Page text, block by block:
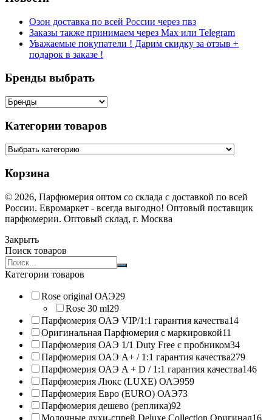
Озон доставка по всей России через пвз
Заказы также принимаем через Max или Telegram
Уважаемые покупатели ! Дарим скидку за отзыв +
подарок в заказе !
Бренды выбрать
Категории товаров
Корзина
© 2026, Парфюмерия оптом со склада с доставкой по всей
России. Евромаркет - всегда выгодно! Оптовый поставщик
парфюмерии. Оптовый склад, г. Москва
Закрыть
Поиск товаров
Search
products:
Категории товаров
Rose original ОАЭ29
Rose 30 ml29
Парфюмерия ОАЭ VIP/1:1 гарантия качества14
Оригинальная Парфюмерия с маркировкой11
Парфюмерия ОАЭ 1/1 Duty Free с пробником34
Парфюмерия ОАЭ A+ / 1:1 гарантия качества279
Парфюмерия ОАЭ A + D / 1:1 гарантия качества146
Парфюмерия Люкс (LUXE) ОАЭ959
Парфюмерия Евро (EURO) ОАЭ73
Парфюмерия дешево (реплика)92
Молочные духи-спрей Deluxe Collection Оригинал16